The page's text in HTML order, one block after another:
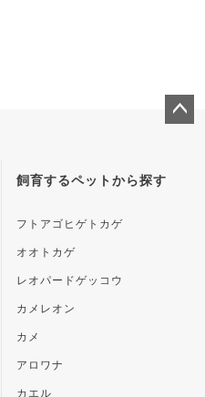
飼育するペットから探す
フトアゴヒゲトカゲ
オオトカゲ
レオパードゲッコウ
カメレオン
カメ
アロワナ
カエル